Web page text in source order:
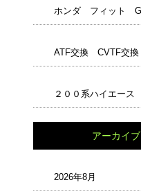
アーカイブ
2026年8月